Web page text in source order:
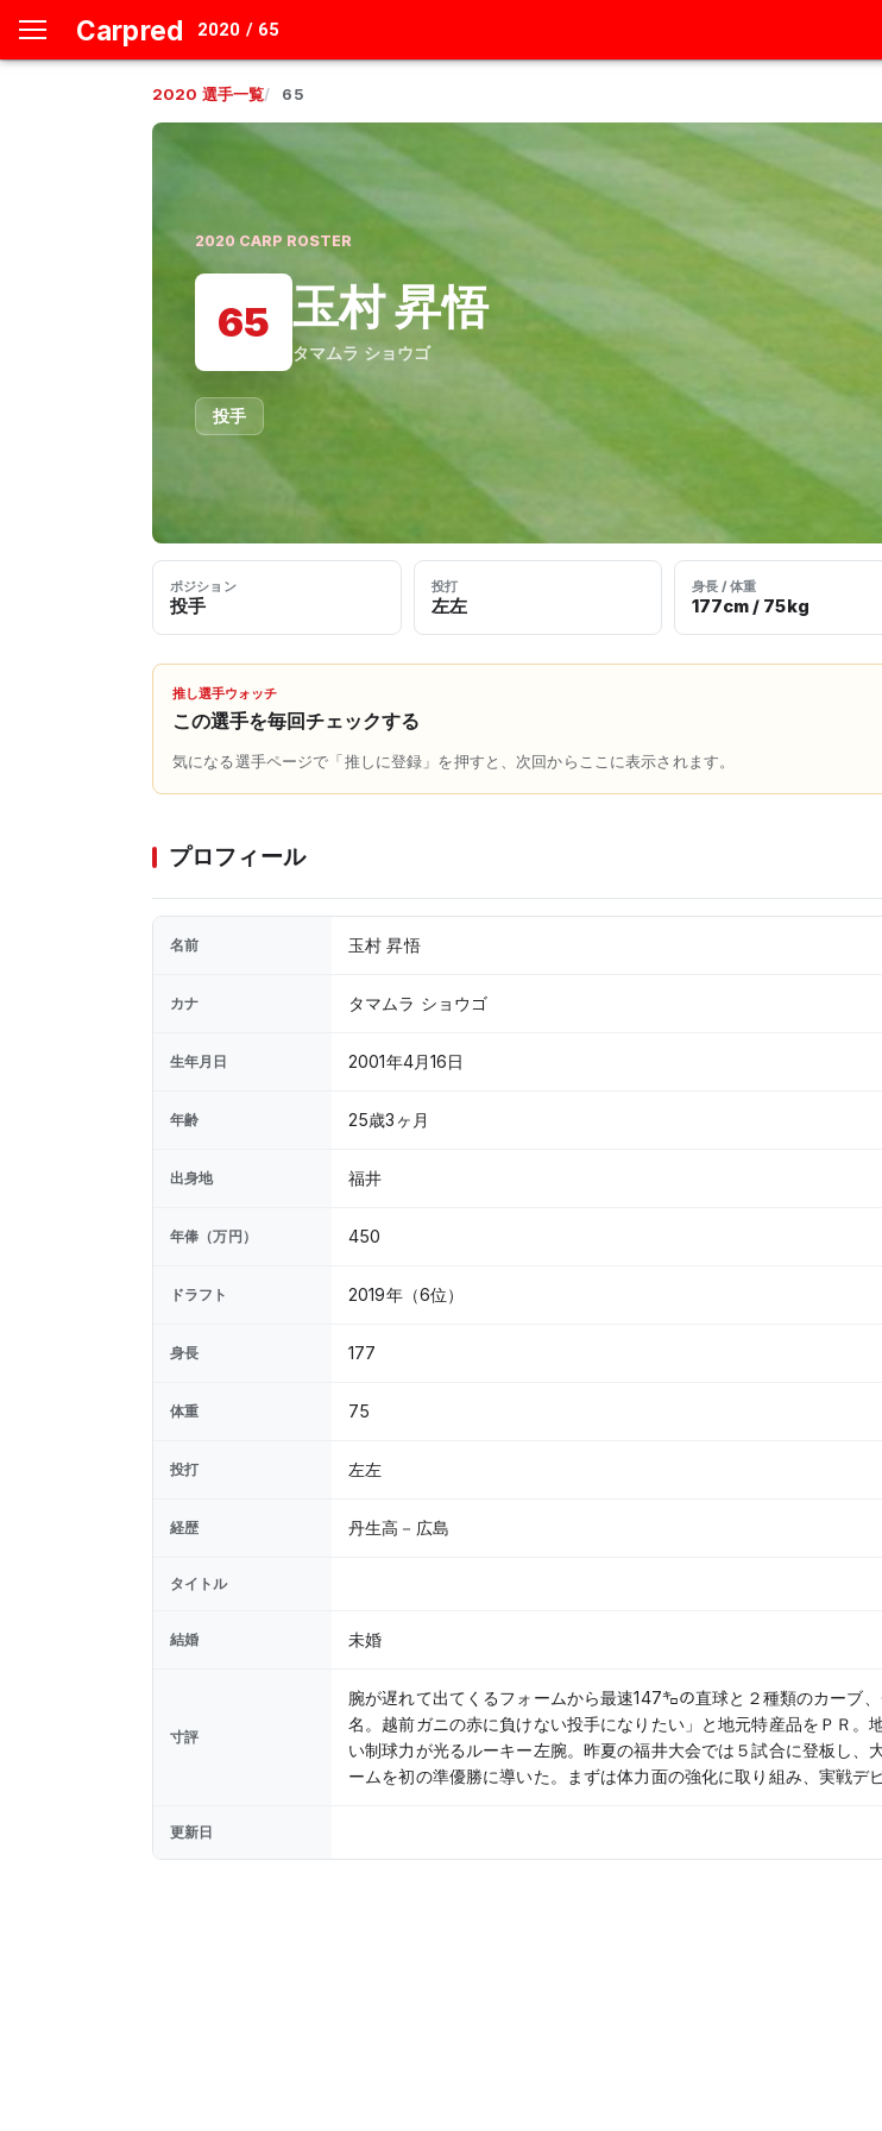
Carpred 2020 / 65
2020 選手一覧 65
2020 CARP ROSTER
65 玉村 昇悟
タマムラ ショウゴ
投手
ポジション
投手
投打
左左
身長 / 体重
177cm / 75kg
推し選手ウォッチ
この選手を毎回チェックする
気になる選手ページで「推しに登録」を押すと、次回からここに表示されます。
プロフィール
名前 玉村 昇悟
カナ タマムラ ショウゴ
生年月日 2001年4月16日
年齢 25歳3ヶ月
出身地 福井
年俸（万円） 450
ドラフト 2019年（6位）
身長 177
体重 75
投打 左左
経歴 丹生高－広島
タイトル
結婚 未婚
寸評
腕が遅れて出てくるフォームから最速147㌔の直球と２種類のカーブ
名。越前ガニの赤に負けない投手になりたい」と地元特産品をＰＲ
い制球力が光るルーキー左腕。昨夏の福井大会では５試合に登板し
ームを初の準優勝に導いた。まずは体力面の強化に取り組み、実戦デ
更新日